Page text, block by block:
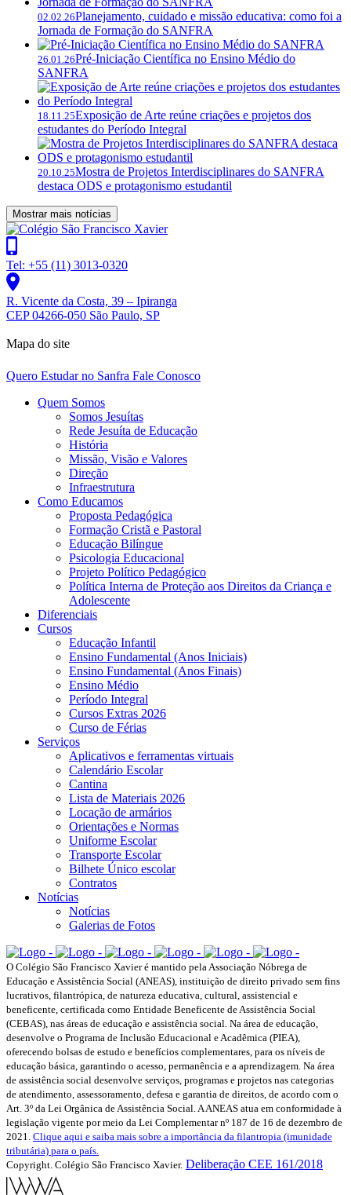
02.02.26Planejamento, cuidado e missão educativa: como foi a
Jornada de Formação do SANFRA
26.01.26Pré-Iniciação Científica no Ensino Médio do
SANFRA
18.11.25Exposição de Arte reúne criações e projetos dos
estudantes do Período Integral
20.10.25Mostra de Projetos Interdisciplinares do SANFRA
destaca ODS e protagonismo estudantil
Mostrar mais notícias
Tel: +55 (11) 3013-0320
R. Vicente da Costa, 39 – Ipiranga
CEP 04266-050 São Paulo, SP
Mapa do site
Quero Estudar no Sanfra Fale Conosco
Quem Somos
Somos Jesuítas
Rede Jesuíta de Educação
História
Missão, Visão e Valores
Direção
Infraestrutura
Como Educamos
Proposta Pedagógica
Formação Cristã e Pastoral
Educação Bilíngue
Psicologia Educacional
Projeto Político Pedagógico
Política Interna de Proteção aos Direitos da Criança e
Adolescente
Diferenciais
Cursos
Educação Infantil
Ensino Fundamental (Anos Iniciais)
Ensino Fundamental (Anos Finais)
Ensino Médio
Período Integral
Cursos Extras 2026
Curso de Férias
Serviços
Aplicativos e ferramentas virtuais
Calendário Escolar
Cantina
Lista de Materiais 2026
Locação de armários
Orientações e Normas
Uniforme Escolar
Transporte Escolar
Bilhete Único escolar
Contratos
Notícias
Notícias
Galerias de Fotos
O Colégio São Francisco Xavier é mantido pela Associação Nóbrega de
Educação e Assistência Social (ANEAS), instituição de direito privado sem fins
lucrativos, filantrópica, de natureza educativa, cultural, assistencial e
beneficente, certificada como Entidade Beneficente de Assistência Social
(CEBAS), nas áreas de educação e assistência social. Na área de educação,
desenvolve o Programa de Inclusão Educacional e Acadêmica (PIEA),
oferecendo bolsas de estudo e benefícios complementares, para os níveis de
educação básica, garantindo o acesso, permanência e a aprendizagem. Na área
de assistência social desenvolve serviços, programas e projetos nas categorias
de atendimento, assessoramento, defesa e garantia de direitos, de acordo com o
Art. 3º da Lei Orgânica de Assistência Social. A ANEAS atua em conformidade à
legislação vigente por meio da Lei Complementar nº 187 de 16 de dezembro de
2021. Clique aqui e saiba mais sobre a importância da filantropia (imunidade
tributária) para o país.
Copyright. Colégio São Francisco Xavier. Deliberação CEE 161/2018